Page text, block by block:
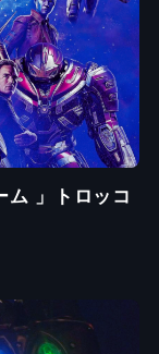
ム 」トロッコ